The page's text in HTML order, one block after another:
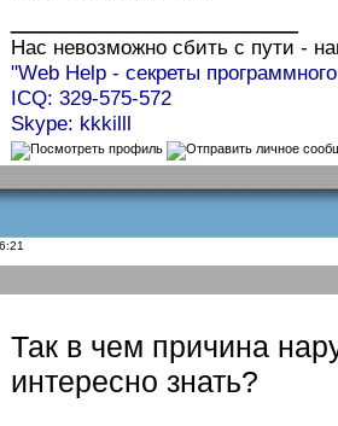
Нас невозможно сбить с пути -
"Web Help - секреты
ICQ: 329-575-572
Skype: kkkilll
Так в чем причина
интересно знать?